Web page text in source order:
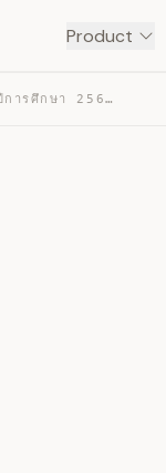
Product
VTR สถานศึกษาสีขาวระดับเพชร ประจำปีการศึกษา 2567 (โรงเร… — TRANSCRIPT